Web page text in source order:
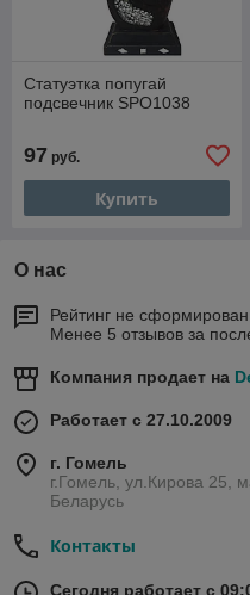
Статуэтка попугай
подсвечник SPO1038
97 руб.
Купить
О нас
Рейтинг не сформирован
Менее 5 отзывов за
Компания продает на
Работает с 27.10.2009
г. Гомель
г.Гомель, ул.Кирова 25,
Беларусь
Контакты
Сегодня работает с